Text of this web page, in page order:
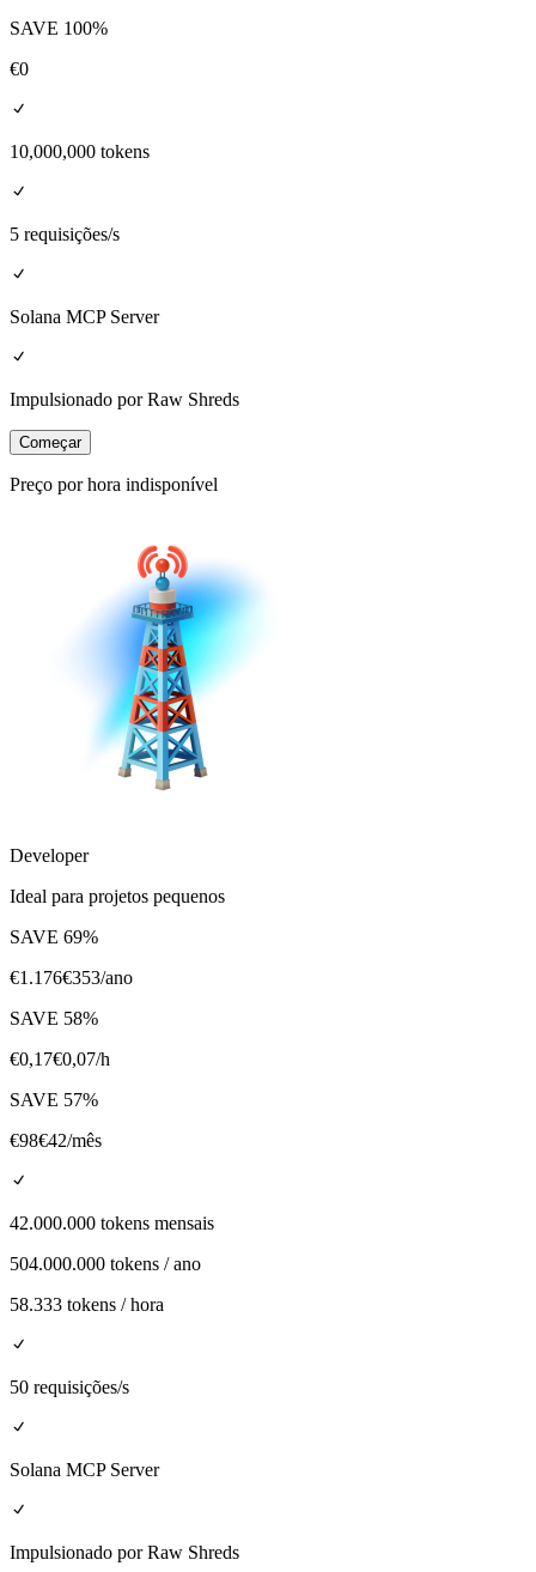
SAVE 100%
€0
10,000,000 tokens
5 requisições/s
Solana MCP Server
Impulsionado por Raw Shreds
Começar
Preço por hora indisponível
Developer
Ideal para projetos pequenos
SAVE 69%
€1.176€353/ano
SAVE 58%
€0,17€0,07/h
SAVE 57%
€98€42/mês
42.000.000 tokens mensais
504.000.000 tokens / ano
58.333 tokens / hora
50 requisições/s
Solana MCP Server
Impulsionado por Raw Shreds